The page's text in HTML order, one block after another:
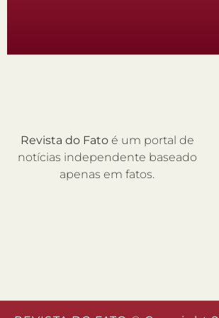
Revista do Fato é um portal de
notícias independente baseado
apenas em fatos.